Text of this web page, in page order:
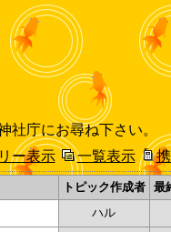
庁にお尋ね下さい。
ー表示 一覧表示
トピック作成者 最
ハル